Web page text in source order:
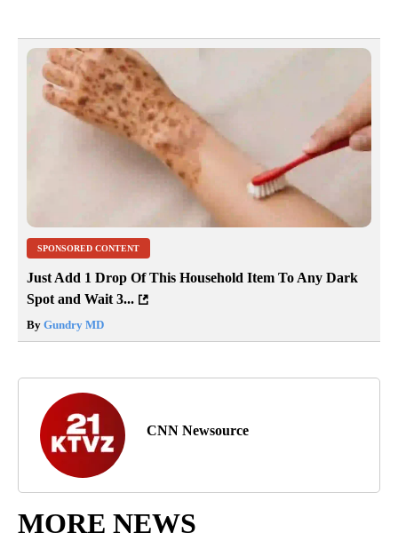
SPONSORED CONTENT
Just Add 1 Drop Of This Household Item To Any Dark
Spot and Wait 3...
By Gundry MD
CNN Newsource
MORE NEWS